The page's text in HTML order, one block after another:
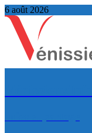
6 août 2026